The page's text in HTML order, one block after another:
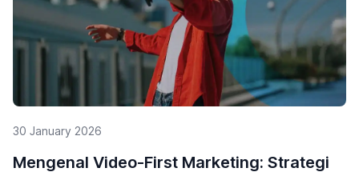
29 January 2026
Penting untuk UMKM